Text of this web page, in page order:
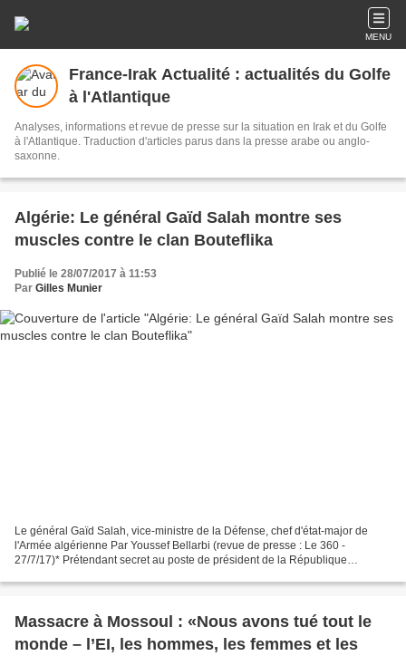
MENU
France-Irak Actualité : actualités du Golfe
à l'Atlantique
Analyses, informations et revue de presse sur la situation en Irak et du Golfe
à l'Atlantique. Traduction d'articles parus dans la presse arabe ou anglo-
saxonne.
Algérie: Le général Gaïd Salah montre ses
muscles contre le clan Bouteflika
Publié le 28/07/2017 à 11:53
Par Gilles Munier
Le général Gaïd Salah, vice-ministre de la Défense, chef d'état-major de
l'Armée algérienne Par Youssef Bellarbi (revue de presse : Le 360 -
27/7/17)* Prétendant secret au poste de président de la République
Massacre à Mossoul : «Nous avons tué tout le
monde – l’EI, les hommes, les femmes et les